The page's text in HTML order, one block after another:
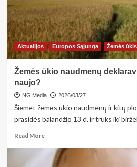
narių
susirinkimas
Aktualijos Europos Sąjunga Žemės ūkis
Žemės ūkio naudmenų
naujo?
NG Media 2026/03/27
Šiemet žemės ūkio naudmenų ir kitų
prasidės balandžio 13 d. ir truks iki
Read MoreRead
about
Žemės